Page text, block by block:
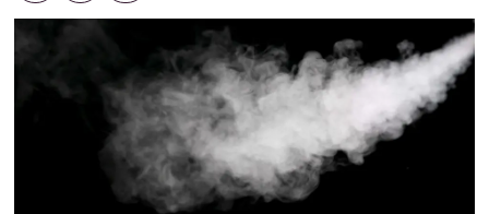
hydrogenperoksid og skyll godt.
Vask befukteren grundig og tøm den helt
før den settes bort, og vask den på nytt
for å fjerne støv før den tas i bruk igjen.
Rengjør og tøm alltid beholderen når den